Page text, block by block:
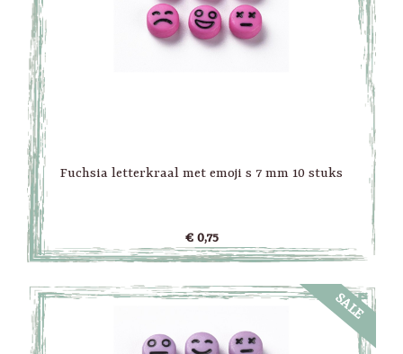
Fuchsia letterkraal met emoji s 7 mm 10 stuks
€ 0,75
SALE